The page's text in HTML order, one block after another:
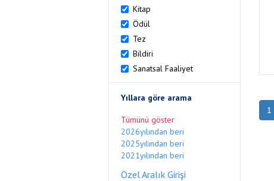
Kitap
Ödül
Tez
Bildiri
Sanatsal Faaliyet
Yıllara göre arama
Tümünü göster
2026yılından beri
2025yılından beri
2021yılından beri
Özel Aralık Girişi
1